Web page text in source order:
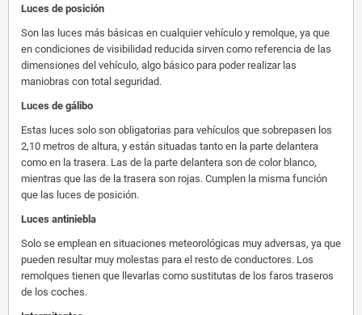
Luces de posición
Son las luces más básicas en cualquier vehículo y remolque, ya que
en condiciones de visibilidad reducida sirven como referencia de las
dimensiones del vehículo, algo básico para poder realizar las
maniobras con total seguridad.
Luces de gálibo
Estas luces solo son obligatorias para vehículos que sobrepasen los
2,10 metros de altura, y están situadas tanto en la parte delantera
como en la trasera. Las de la parte delantera son de color blanco,
mientras que las de la trasera son rojas. Cumplen la misma función
que las luces de posición.
Luces antiniebla
Solo se emplean en situaciones meteorológicas muy adversas, ya que
pueden resultar muy molestas para el resto de conductores. Los
remolques tienen que llevarlas como sustitutas de los faros traseros
de los coches.